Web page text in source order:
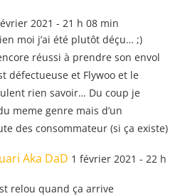
2021 - 21 h 08 min
moi j’ai été plutôt déçu… ;)
réussi à prendre son envol
défectueuse et Flywoo et le
rien savoir… Du coup je
meme genre mais d’un
des consommateur (si ça existe)
Aka DaD 1 février 2021 - 22 h
relou quand ça arrive